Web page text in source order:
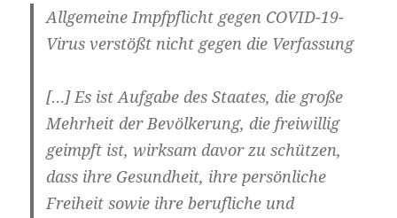
Allgemeine Impfpflicht gegen COVID-19-
Virus verstößt nicht gegen die Verfassung
[…] Es ist Aufgabe des Staates, die große
Mehrheit der Bevölkerung, die freiwillig
geimpft ist, wirksam davor zu schützen,
dass ihre Gesundheit, ihre persönliche
Freiheit sowie ihre berufliche und